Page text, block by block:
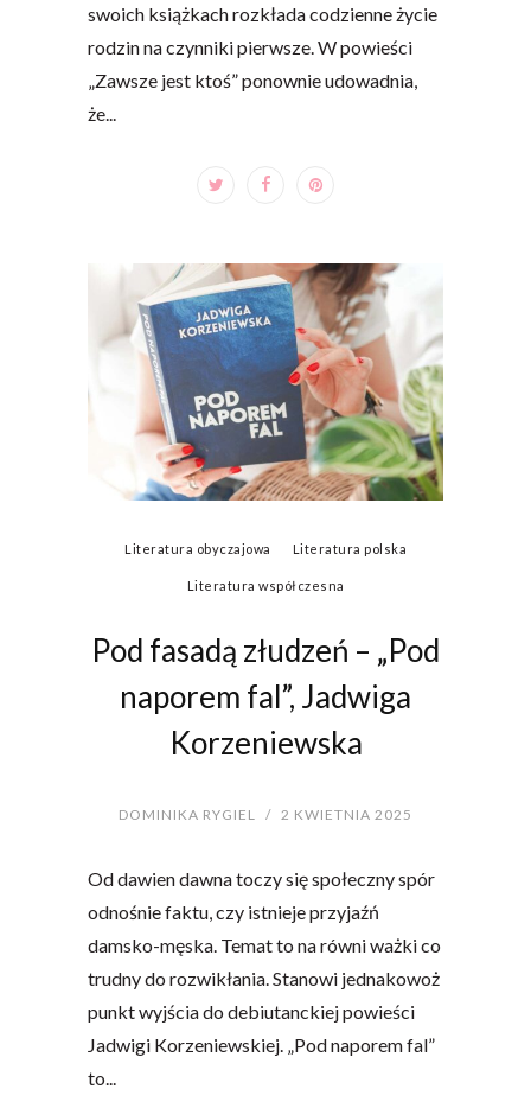
swoich książkach rozkłada codzienne życie
rodzin na czynniki pierwsze. W powieści
„Zawsze jest ktoś” ponownie udowadnia,
że...
Literatura obyczajowa Literatura polska
Literatura współczesna
Pod fasadą złudzeń – „Pod
naporem fal”, Jadwiga
Korzeniewska
DOMINIKA RYGIEL / 2 KWIETNIA 2025
Od dawien dawna toczy się społeczny spór
odnośnie faktu, czy istnieje przyjaźń
damsko-męska. Temat to na równi ważki co
trudny do rozwikłania. Stanowi jednakowoż
punkt wyjścia do debiutanckiej powieści
Jadwigi Korzeniewskiej. „Pod naporem fal”
to...